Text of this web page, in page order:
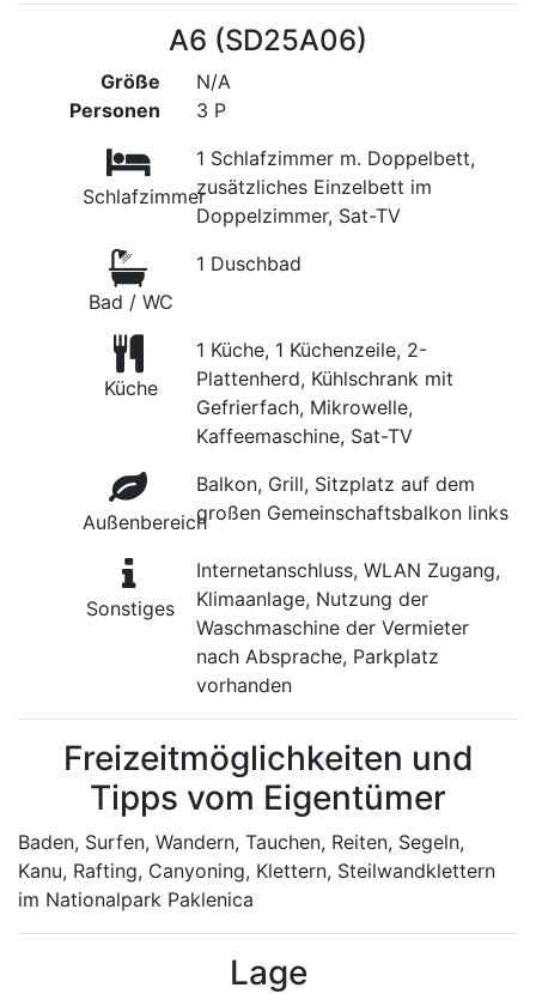
A6 (SD25A06)
Größe
Personen
N/A
3 P
Schlafzimmer
1 Schlafzimmer m. Doppelbett,
zusätzliches Einzelbett im
Doppelzimmer, Sat-TV
Bad / WC
1 Duschbad
Küche
1 Küche, 1 Küchenzeile, 2-
Plattenherd, Kühlschrank mit
Gefrierfach, Mikrowelle,
Kaffeemaschine, Sat-TV
Außenbereich
Balkon, Grill, Sitzplatz auf dem
großen Gemeinschaftsbalkon links
Sonstiges
Internetanschluss, WLAN Zugang,
Klimaanlage, Nutzung der
Waschmaschine der Vermieter
nach Absprache, Parkplatz
vorhanden
Freizeitmöglichkeiten und
Tipps vom Eigentümer
Baden, Surfen, Wandern, Tauchen, Reiten, Segeln,
Kanu, Rafting, Canyoning, Klettern, Steilwandklettern
im Nationalpark Paklenica
Lage